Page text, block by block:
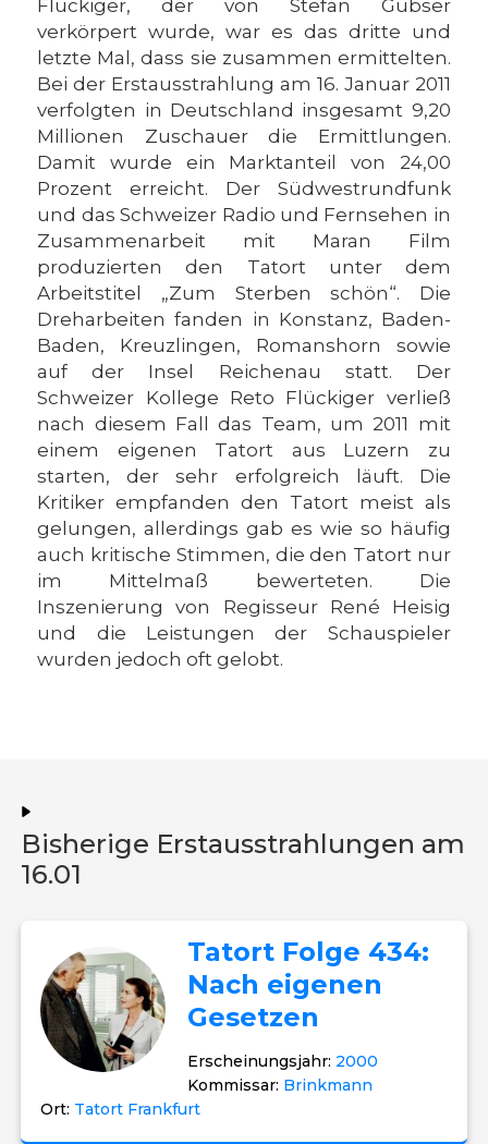
Flückiger, der von Stefan Gubser
verkörpert wurde, war es das dritte und
letzte Mal, dass sie zusammen ermittelten.
Bei der Erstausstrahlung am 16. Januar 2011
verfolgten in Deutschland insgesamt 9,20
Millionen Zuschauer die Ermittlungen.
Damit wurde ein Marktanteil von 24,00
Prozent erreicht. Der Südwestrundfunk
und das Schweizer Radio und Fernsehen in
Zusammenarbeit mit Maran Film
produzierten den Tatort unter dem
Arbeitstitel „Zum Sterben schön“. Die
Dreharbeiten fanden in Konstanz, Baden-
Baden, Kreuzlingen, Romanshorn sowie
auf der Insel Reichenau statt. Der
Schweizer Kollege Reto Flückiger verließ
nach diesem Fall das Team, um 2011 mit
einem eigenen Tatort aus Luzern zu
starten, der sehr erfolgreich läuft. Die
Kritiker empfanden den Tatort meist als
gelungen, allerdings gab es wie so häufig
auch kritische Stimmen, die den Tatort nur
im Mittelmaß bewerteten. Die
Inszenierung von Regisseur René Heisig
und die Leistungen der Schauspieler
wurden jedoch oft gelobt.
Bisherige Erstausstrahlungen am
16.01
Tatort Folge 434:
Nach eigenen
Gesetzen
Erscheinungsjahr: 2000
Kommissar: Brinkmann
Ort: Tatort Frankfurt